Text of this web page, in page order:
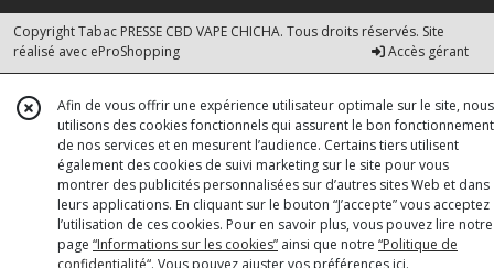
Copyright Tabac PRESSE CBD VAPE CHICHA. Tous droits réservés. Site
réalisé avec eProShopping Accès gérant
Afin de vous offrir une expérience utilisateur optimale sur le site, nous
utilisons des cookies fonctionnels qui assurent le bon fonctionnement
de nos services et en mesurent l’audience. Certains tiers utilisent
également des cookies de suivi marketing sur le site pour vous
montrer des publicités personnalisées sur d’autres sites Web et dans
leurs applications. En cliquant sur le bouton “J’accepte” vous acceptez
l’utilisation de ces cookies. Pour en savoir plus, vous pouvez lire notre
page “Informations sur les cookies” ainsi que notre “Politique de
confidentialité“. Vous pouvez ajuster vos préférences ici.